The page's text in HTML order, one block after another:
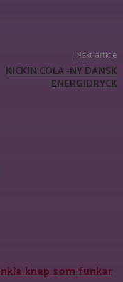
Next article
KICKIN COLA -NY DANSK
ENERGIDRYCK
knep som funkar